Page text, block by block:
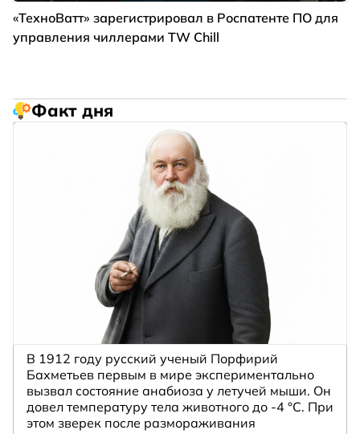
«ТехноВатт» зарегистрировал в Роспатенте ПО для
управления чиллерами TW Chill
Факт дня
В 1912 году русский ученый Порфирий
Бахметьев первым в мире экспериментально
вызвал состояние анабиоза у летучей мыши. Он
довел температуру тела животного до -4 °C. При
этом зверек после размораживания